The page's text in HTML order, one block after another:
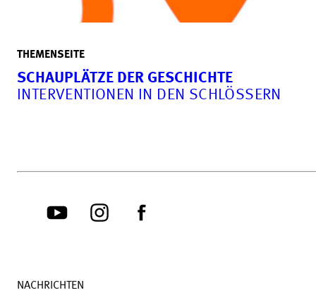
THEMENSEITE
SCHAUPLÄTZE DER GESCHICHTE
INTERVENTIONEN IN DEN SCHLÖSSERN
NACHRICHTEN